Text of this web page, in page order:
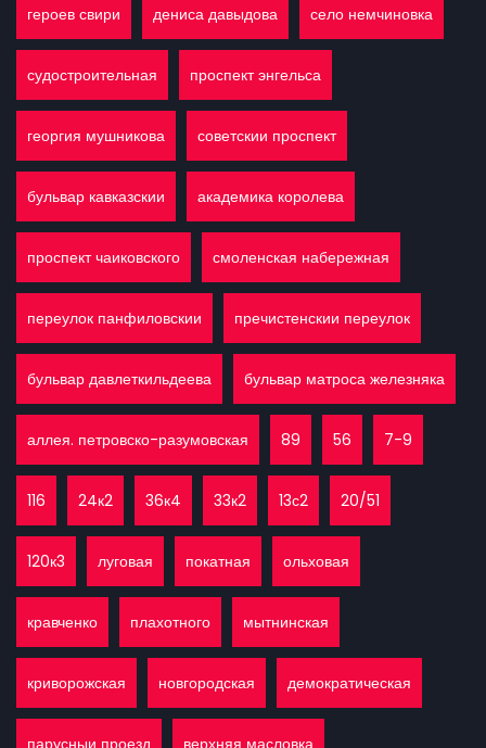
героев свири дениса давыдова село немчиновка
судостроительная проспект энгельса
георгия мушникова советскии проспект
бульвар кавказскии академика королева
проспект чаиковского смоленская набережная
переулок панфиловскии пречистенскии переулок
бульвар давлеткильдеева бульвар матроса железняка
аллея. петровско-разумовская 89 56 7-9
116 24к2 36к4 33к2 13с2 20/51
120к3 луговая покатная ольховая
кравченко плахотного мытнинская
криворожская новгородская демократическая
парусныи проезд верхняя масловка